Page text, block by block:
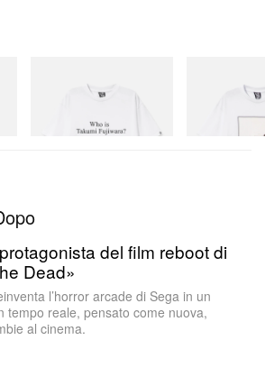
Billionaire Boys Club X Initial
D Cotton T-Shirt 3
Acquista ora
Billionaire
D Cotton T-
del film reboot di
Dead»
l’horror arcade di Sega in un
tempo reale, pensato come nuova,
al cinema.